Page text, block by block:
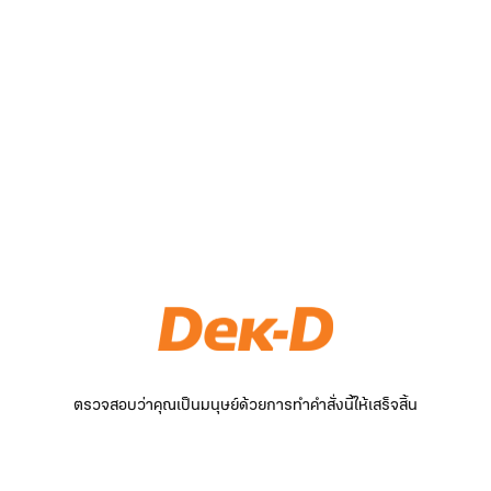
ตรวจสอบว่าคุณเป็นมนุษย์ด้วยการทำคำสั่งนี้ให้เสร็จสิ้น